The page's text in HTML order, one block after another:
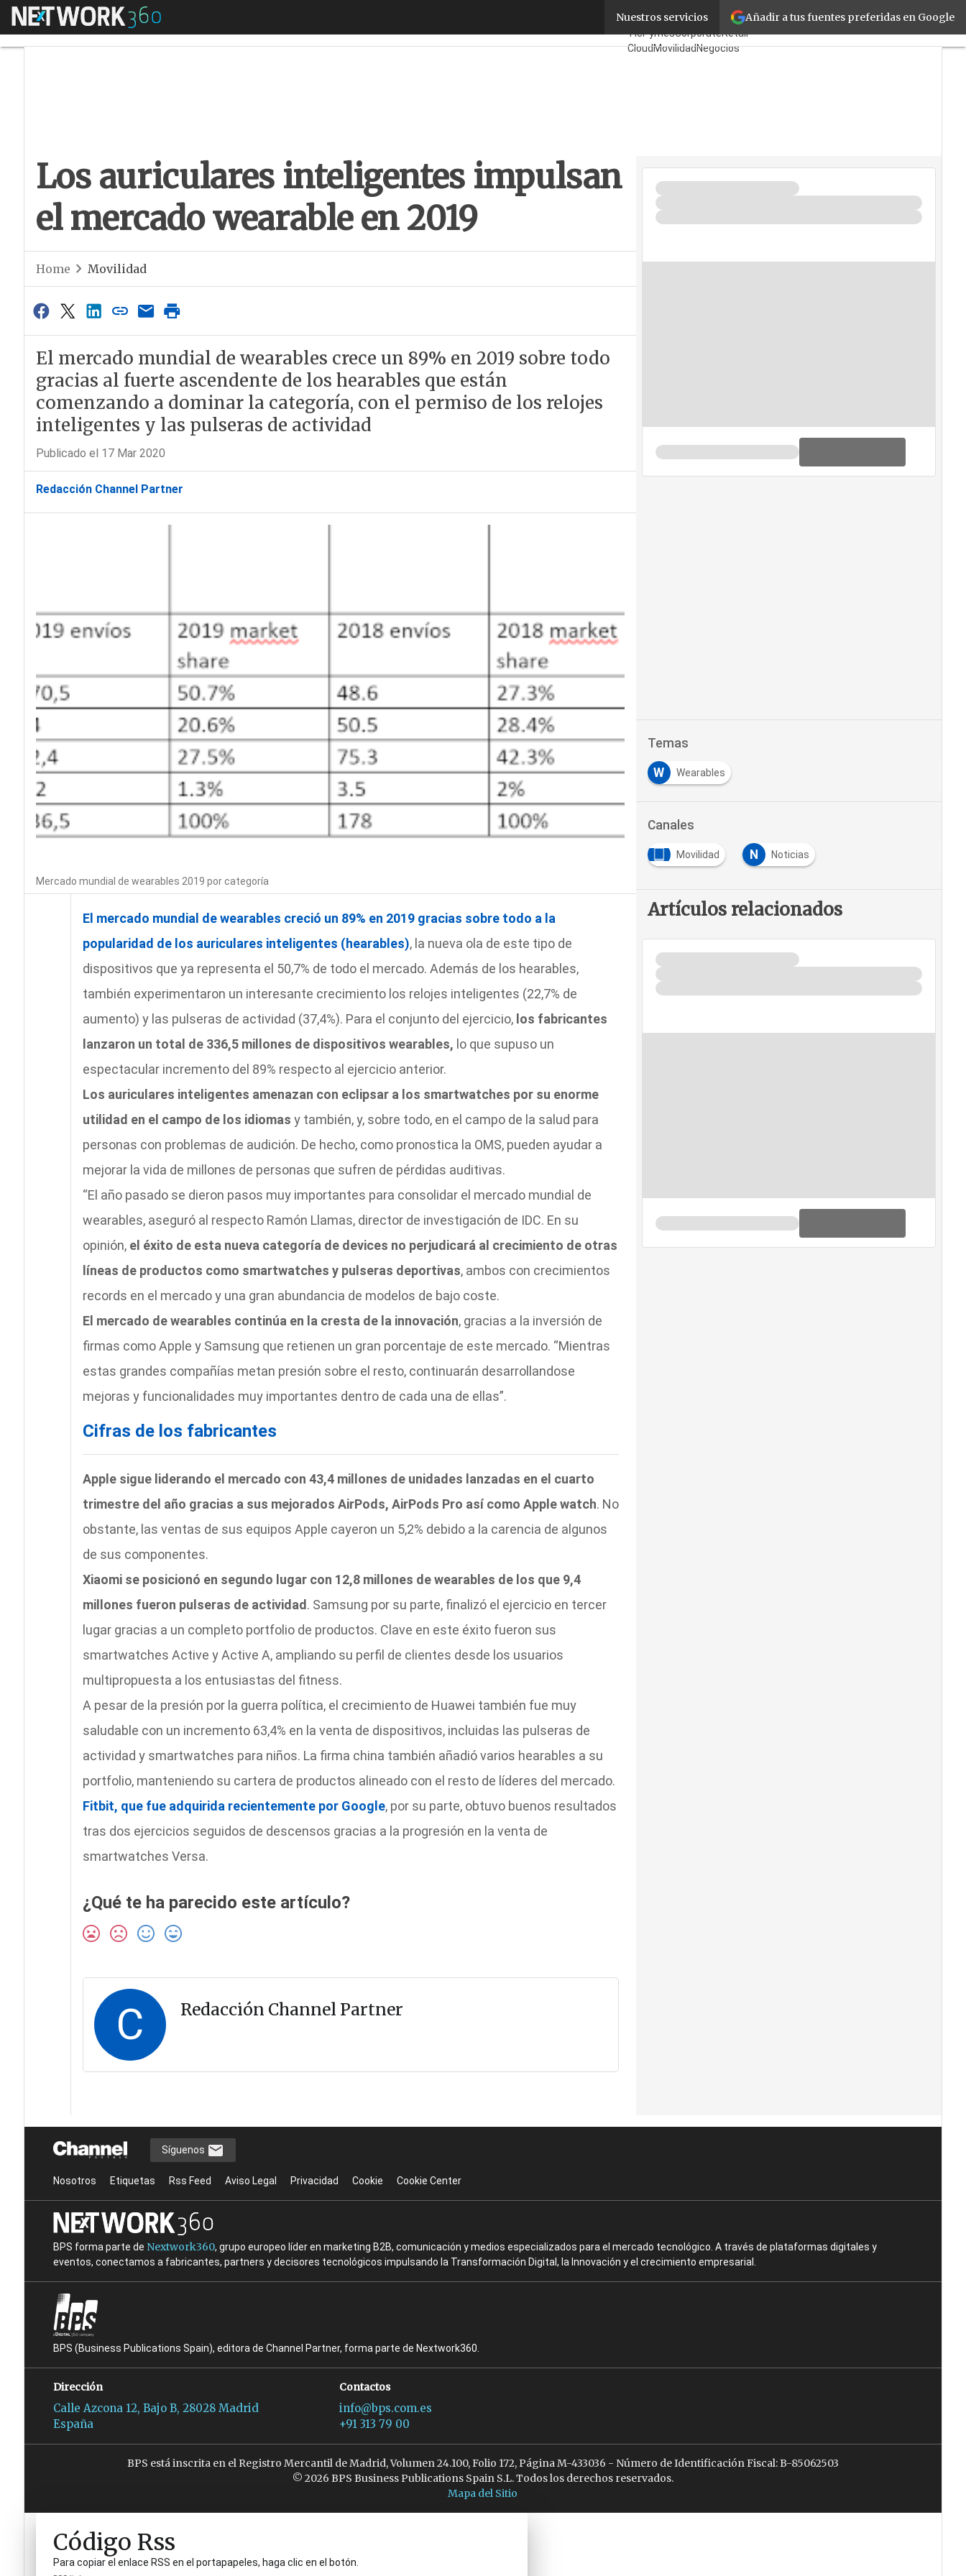
Añadir a tus fuentes preferidas en Google
Nuestros servicios
Menú Los auriculares inteligentes impulsan el mercado wearable en 2019FabricantesMayoristas
TicPymesCorporateRetail
CloudMovilidadNegocios
Los auriculares inteligentes impulsan
el mercado wearable en 2019
Home Movilidad
El mercado mundial de wearables crece un 89% en 2019 sobre todo
gracias al fuerte ascendente de los hearables que están
comenzando a dominar la categoría, con el permiso de los relojes
inteligentes y las pulseras de actividad
Publicado el 17 Mar 2020
Redacción Channel Partner
Mercado mundial de wearables 2019 por categoría
El mercado mundial de wearables creció un 89% en 2019 gracias sobre todo a la
popularidad de los auriculares inteligentes (hearables), la nueva ola de este tipo de
dispositivos que ya representa el 50,7% de todo el mercado. Además de los hearables,
también experimentaron un interesante crecimiento los relojes inteligentes (22,7% de
aumento) y las pulseras de actividad (37,4%). Para el conjunto del ejercicio,los fabricantes
lanzaron un total de 336,5 millones de dispositivos wearables, lo que supuso un
espectacular incremento del 89% respecto al ejercicio anterior.
Los auriculares inteligentes amenazan con eclipsar a los smartwatches por su enorme
utilidad en el campo de los idiomas y también, y, sobre todo, en el campo de la salud para
personas con problemas de audición. De hecho, como pronostica la OMS, pueden ayudar a
mejorar la vida de millones de personas que sufren de pérdidas auditivas.
“El año pasado se dieron pasos muy importantes para consolidar el mercado mundial de
wearables, aseguró al respecto Ramón Llamas, director de investigación de IDC. En su
opinión, el éxito de esta nueva categoría de devices no perjudicará al crecimiento de otras
líneas de productos como smartwatches y pulseras deportivas, ambos con crecimientos
records en el mercado y una gran abundancia de modelos de bajo coste.
El mercado de wearables continúa en la cresta de la innovación, gracias a la inversión de
firmas como Apple y Samsung que retienen un gran porcentaje de este mercado. “Mientras
estas grandes compañías metan presión sobre el resto, continuarán desarrollandose
mejoras y funcionalidades muy importantes dentro de cada una de ellas”.
Cifras de los fabricantes
Apple sigue liderando el mercado con 43,4 millones de unidades lanzadas en el cuarto
trimestre del año gracias a sus mejorados AirPods, AirPods Pro así como Apple watch. No
obstante, las ventas de sus equipos Apple cayeron un 5,2% debido a la carencia de algunos
de sus componentes.
Xiaomi se posicionó en segundo lugar con 12,8 millones de wearables de los que 9,4
millones fueron pulseras de actividad. Samsung por su parte, finalizó el ejercicio en tercer
lugar gracias a un completo portfolio de productos. Clave en este éxito fueron sus
smartwatches Active y Active A, ampliando su perfil de clientes desde los usuarios
multipropuesta a los entusiastas del fitness.
A pesar de la presión por la guerra política, el crecimiento de Huawei también fue muy
saludable con un incremento 63,4% en la venta de dispositivos, incluidas las pulseras de
actividad y smartwatches para niños. La firma china también añadió varios hearables a su
portfolio, manteniendo su cartera de productos alineado con el resto de líderes del mercado.
Fitbit, que fue adquirida recientemente por Google, por su parte, obtuvo buenos resultados
tras dos ejercicios seguidos de descensos gracias a la progresión en la venta de
smartwatches Versa.
¿Qué te ha parecido este artículo?
C Redacción Channel Partner
Temas
W Wearables
Canales
Movilidad N Noticias
Artículos relacionados
Síguenos
Nosotros Etiquetas Rss Feed Aviso Legal Privacidad Cookie Cookie Center
BPS forma parte de Nextwork360, grupo europeo líder en marketing B2B, comunicación y medios especializados para el mercado tecnológico. A través de plataformas digitales y
eventos, conectamos a fabricantes, partners y decisores tecnológicos impulsando la Transformación Digital, la Innovación y el crecimiento empresarial.
BPS (Business Publications Spain), editora de Channel Partner, forma parte de Nextwork360.
Dirección
Calle Azcona 12, Bajo B, 28028 Madrid
España
Contactos
info@bps.com.es
+91 313 79 00
BPS está inscrita en el Registro Mercantil de Madrid, Volumen 24.100, Folio 172, Página M-433036 - Número de Identificación Fiscal: B-85062503
© 2026 BPS Business Publications Spain S.L. Todos los derechos reservados.
Mapa del Sitio
Código Rss
Para copiar el enlace RSS en el portapapeles, haga clic en el botón.